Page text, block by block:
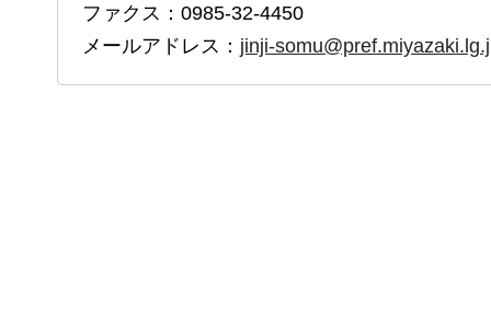
ファクス：0985-32-4450
メールアドレス： jinji-